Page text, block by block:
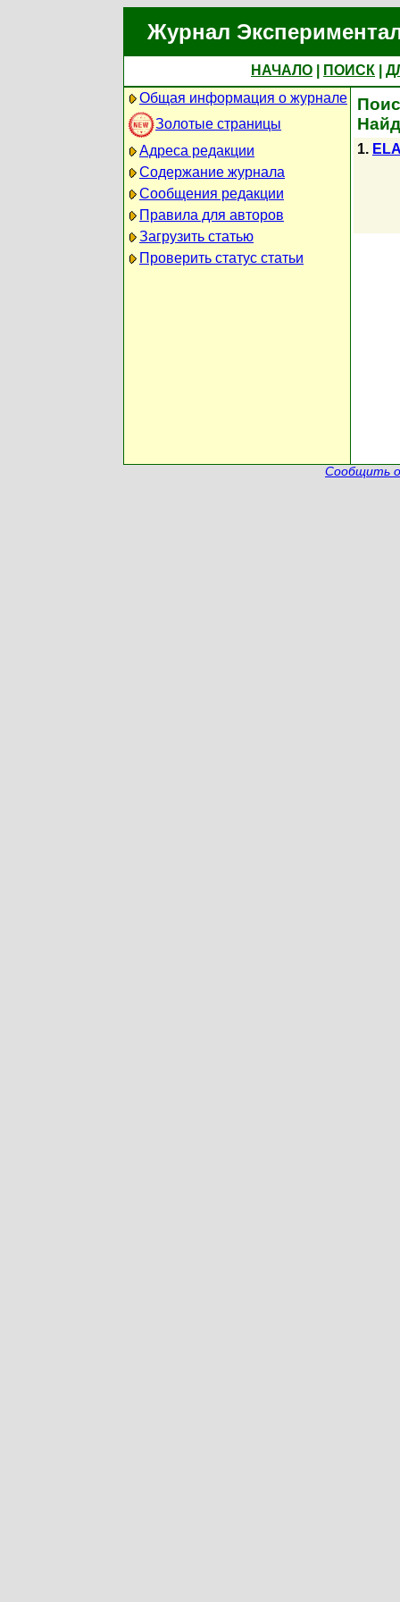
Журнал
НАЧАЛО ПОИСК
Общая информация о журнале
Золотые страницы
Адреса редакции
Содержание журнала
Сообщения редакции
Правила для авторов
Загрузить статью
Проверить статус статьи
1.
Сообщить о